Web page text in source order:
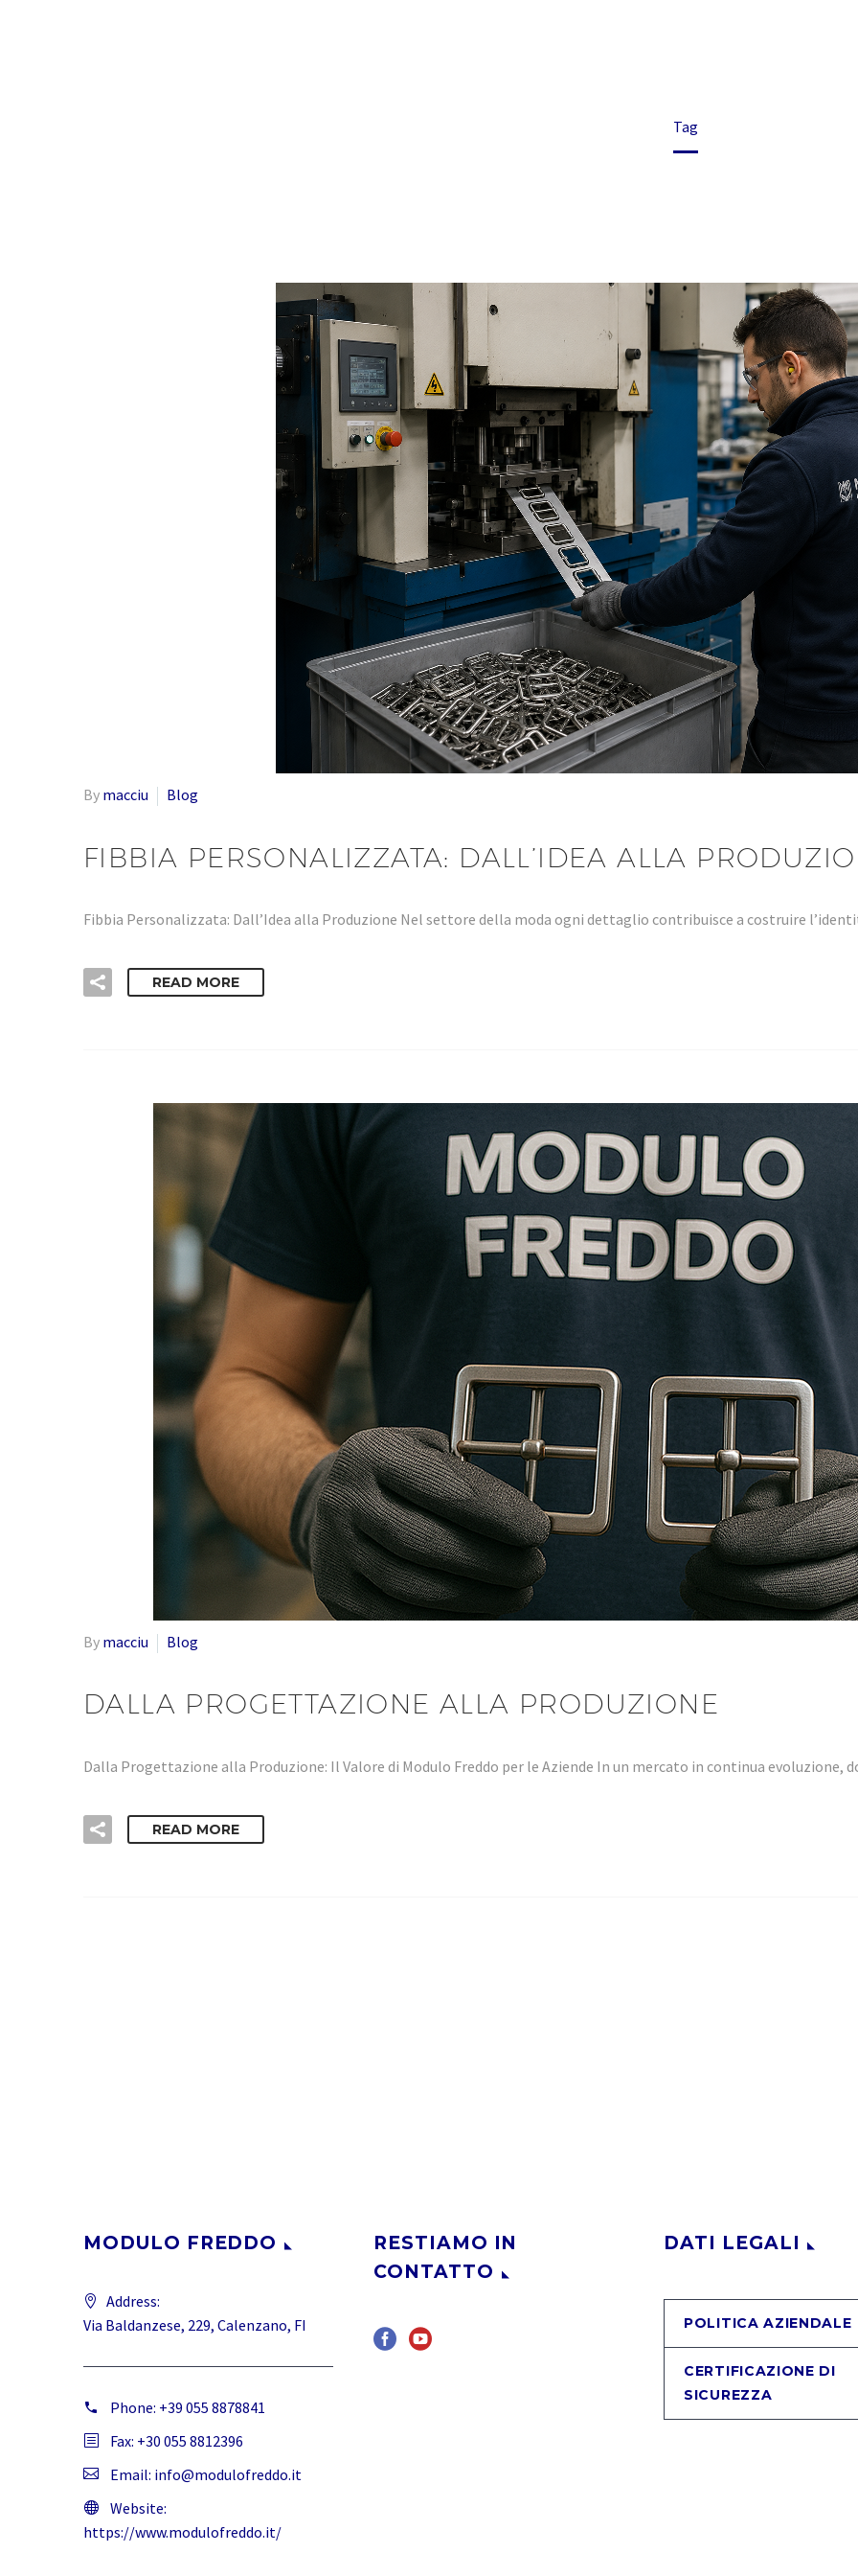
Tag
By macciu Blog
FIBBIA PERSONALIZZATA: DALL’IDEA ALLA
Fibbia Personalizzata: Dall’Idea alla Produzione Nel settore della moda ogni dettaglio contribuisce a costruire
READ MORE
By macciu Blog
DALLA PROGETTAZIONE ALLA PRODUZIONE
Dalla Progettazione alla Produzione: Il Valore di Modulo Freddo per le Aziende In un mercato in continua evoluzione,
READ MORE
MODULO FREDDO
Address:
Via Baldanzese, 229, Calenzano, FI
Phone: +39 055 8878841
Fax: +30 055 8812396
Email: info@modulofreddo.it
Website:
https://www.modulofreddo.it/
RESTIAMO IN
CONTATTO
DATI LEGALI
POLITICA AZIENDALE
CERTIFICAZIONE DI
SICUREZZA